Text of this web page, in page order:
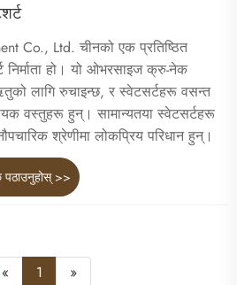
Co., Ltd. चीनको एक प्रतिष्ठित
हो। यो ओभरसाइज क्रु-नेक
लागि रुचाइन्छ, र स्वेटसर्टहरू वसन्त
वस्तुहरू हुन्। सामान्यतया स्वेटसर्टहरू
श्रेणीमा लोकप्रिय परिधान हुन्।
पठाउनुहोस् >>
« 1 »